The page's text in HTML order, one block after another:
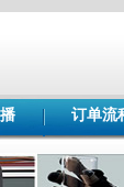
订单流